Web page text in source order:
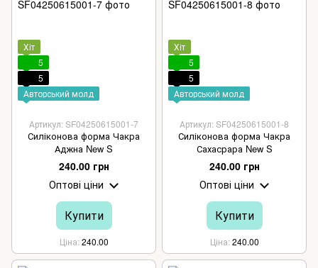
Хіт
5
5
Авторський молд
Артикул: SF04250615001-7
Силіконова форма Чакра
Аджна New S
240.00 грн
Оптові ціни
Купити
Ціна 240.00
Хіт
5
5
Авторський молд
Артикул: SF04250615001-8
Силіконова форма Чакра
Сахасрара New S
240.00 грн
Оптові ціни
Купити
Ціна 240.00